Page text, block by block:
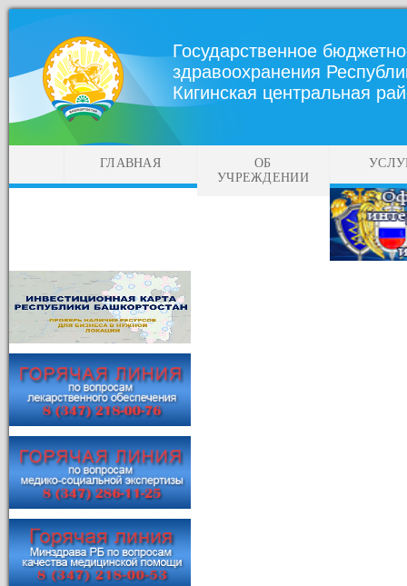
Государственное
здравоохранения
Кигинская центральная
ГЛАВНАЯ
ОБ
УЧРЕЖДЕНИИ